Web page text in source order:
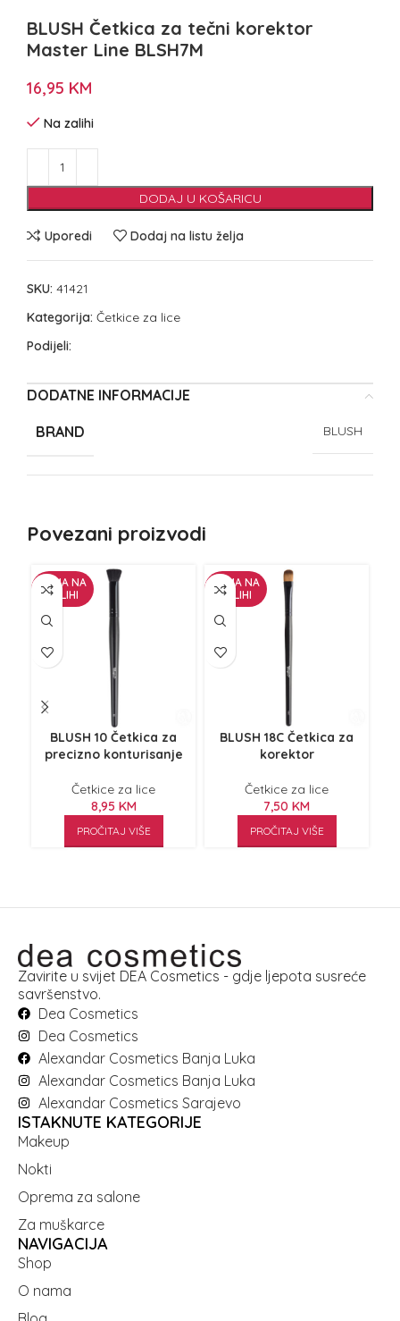
BLUSH Četkica za tečni korektor
Master Line BLSH7M
16,95 KM
Na zalihi
DODAJ U KOŠARICU
Uporedi Dodaj na listu želja
SKU: 41421
Kategorija: Četkice za lice
Podijeli:
DODATNE INFORMACIJE
BRAND BLUSH
Povezani proizvodi
NEMA NA
ZALIHI
BLUSH 10 Četkica za
precizno konturisanje
Četkice za lice
8,95 KM
PROČITAJ VIŠE
NEMA NA
ZALIHI
BLUSH 18C Četkica za
korektor
Četkice za lice
7,50 KM
PROČITAJ VIŠE
Zavirite u svijet DEA Cosmetics - gdje ljepota susreće
savršenstvo.
Dea Cosmetics
Dea Cosmetics
Alexandar Cosmetics Banja Luka
Alexandar Cosmetics Banja Luka
Alexandar Cosmetics Sarajevo
ISTAKNUTE KATEGORIJE
Makeup
Nokti
Oprema za salone
Za muškarce
NAVIGACIJA
Shop
O nama